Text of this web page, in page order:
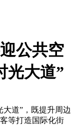
公共空
光大道”
道”，既提升周边
等打造国际化街